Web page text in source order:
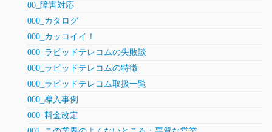
00_障害対応
000_カタログ
000_カッコイイ！
000_ラピッドテレコムの失敗談
000_ラピッドテレコムの特徴
000_ラピッドテレコム取扱一覧
000_導入事例
000_料金改定